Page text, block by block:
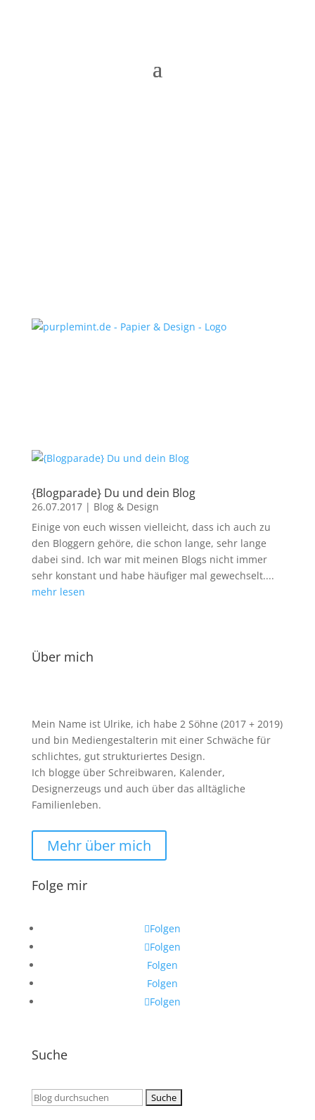
{Blogparade} Du und dein Blog
26.07.2017| Blog & Design
Einige von euch wissen vielleicht, dass ich auch zu
den Bloggern gehöre, die schon lange, sehr lange
dabei sind. Ich war mit meinen Blogs nicht immer
sehr konstant und habe häufiger mal gewechselt....
mehr lesen
Über mich
Mein Name ist Ulrike, ich habe 2 Söhne (2017 + 2019)
und bin Mediengestalterin mit einer Schwäche für
schlichtes, gut strukturiertes Design.
Ich blogge über Schreibwaren, Kalender,
Designerzeugs und auch über das alltägliche
Familienleben.
Mehr über mich
Folge mir
Folgen
Folgen
Folgen
Folgen
Folgen
Suche
Suchen